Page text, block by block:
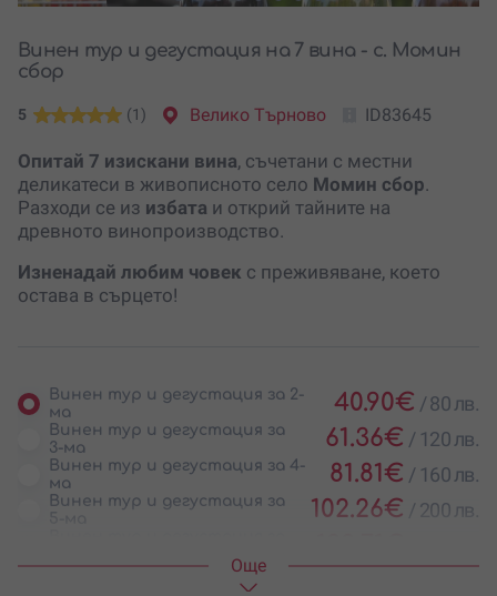
Винен тур и дегустация на 7 вина - с. Момин
сбор
5 (1) Велико Търново ID83645
Опитай 7 изискани вина, съчетани с местни
деликатеси в живописното село Момин сбор.
Разходи се из избата и открий тайните на
древното винопроизводство.
Изненадай любим човек с преживяване, което
остава в сърцето!
Винен тур и дегустация за 2-
ма
40.90€ /80 лв.
Винен тур и дегустация за
3-ма
61.36€ / 120 лв.
Винен тур и дегустация за 4-
ма
81.81€ / 160 лв.
Винен тур и дегустация за
102.26€ / 200 лв.
Oще